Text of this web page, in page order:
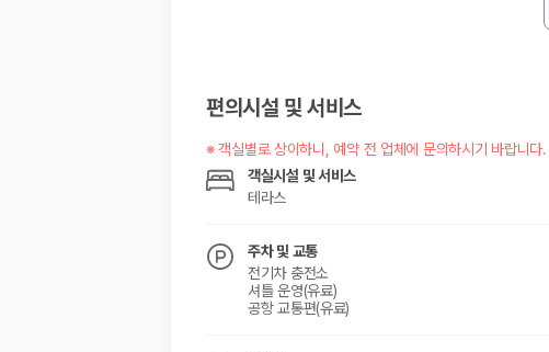
편의시설 및 서비스
※객실별로 상이하니, 예약 전 업체에 문의하시기 바랍니다.
객실시설 및 서비스
테라스
주차 및 교통
전기차 충전소
셔틀 운영(유료)
공항 교통편(유료)